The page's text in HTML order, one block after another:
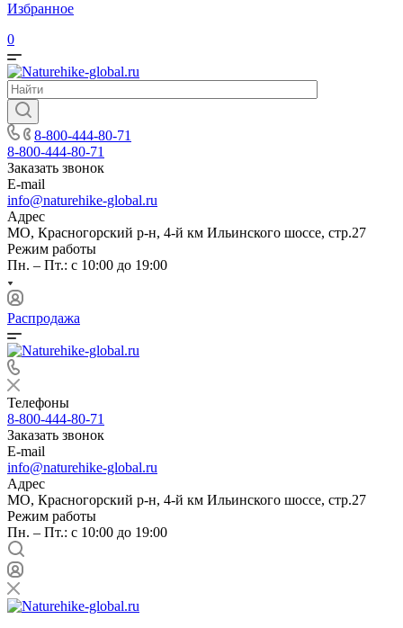
Избранное
0
8-800-444-80-71
8-800-444-80-71
Заказать звонок
E-mail
info@naturehike-global.ru
Адрес
МО, Красногорский р-н, 4-й км Ильинского шоссе, стр.27
Режим работы
Пн. – Пт.: с 10:00 до 19:00
Распродажа
Телефоны
8-800-444-80-71
Заказать звонок
E-mail
info@naturehike-global.ru
Адрес
МО, Красногорский р-н, 4-й км Ильинского шоссе, стр.27
Режим работы
Пн. – Пт.: с 10:00 до 19:00